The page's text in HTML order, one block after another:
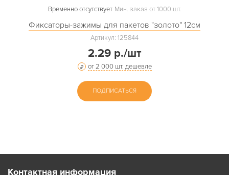
Временно отсутствует Мин. заказ от 1000 шт.
Фиксаторы-зажимы для пакетов "золото" 12см
Артикул: 125844
2.29 р./шт
от 2 000 шт. дешевле
ПОДПИСАТЬСЯ
Контактная информация